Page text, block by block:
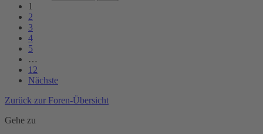
1
2
3
4
5
…
12
Nächste
Zurück zur Foren-Übersicht
Gehe zu